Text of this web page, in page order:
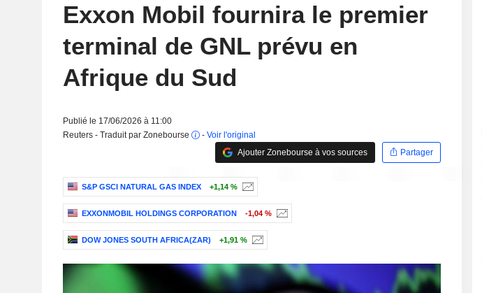
Exxon Mobil fournira le premier
terminal de GNL prévu en
Afrique du Sud
Publié le 17/06/2026 à 11:00
Reuters - Traduit par Zonebourse
- Voir l'original
Ajouter Zonebourse à vos sources
Partager
S&P GSCI NATURAL GAS INDEX +1,14 %
EXXONMOBIL HOLDINGS CORPORATION -1,04 %
DOW JONES SOUTH AFRICA(ZAR) +1,91 %